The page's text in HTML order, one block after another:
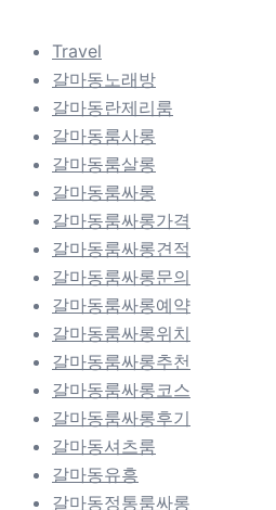
Travel
갈마동노래방
갈마동란제리룸
갈마동룸사롱
갈마동룸살롱
갈마동룸싸롱
갈마동룸싸롱가격
갈마동룸싸롱견적
갈마동룸싸롱문의
갈마동룸싸롱예약
갈마동룸싸롱위치
갈마동룸싸롱추천
갈마동룸싸롱코스
갈마동룸싸롱후기
갈마동셔츠룸
갈마동유흥
갈마동정통룸싸롱